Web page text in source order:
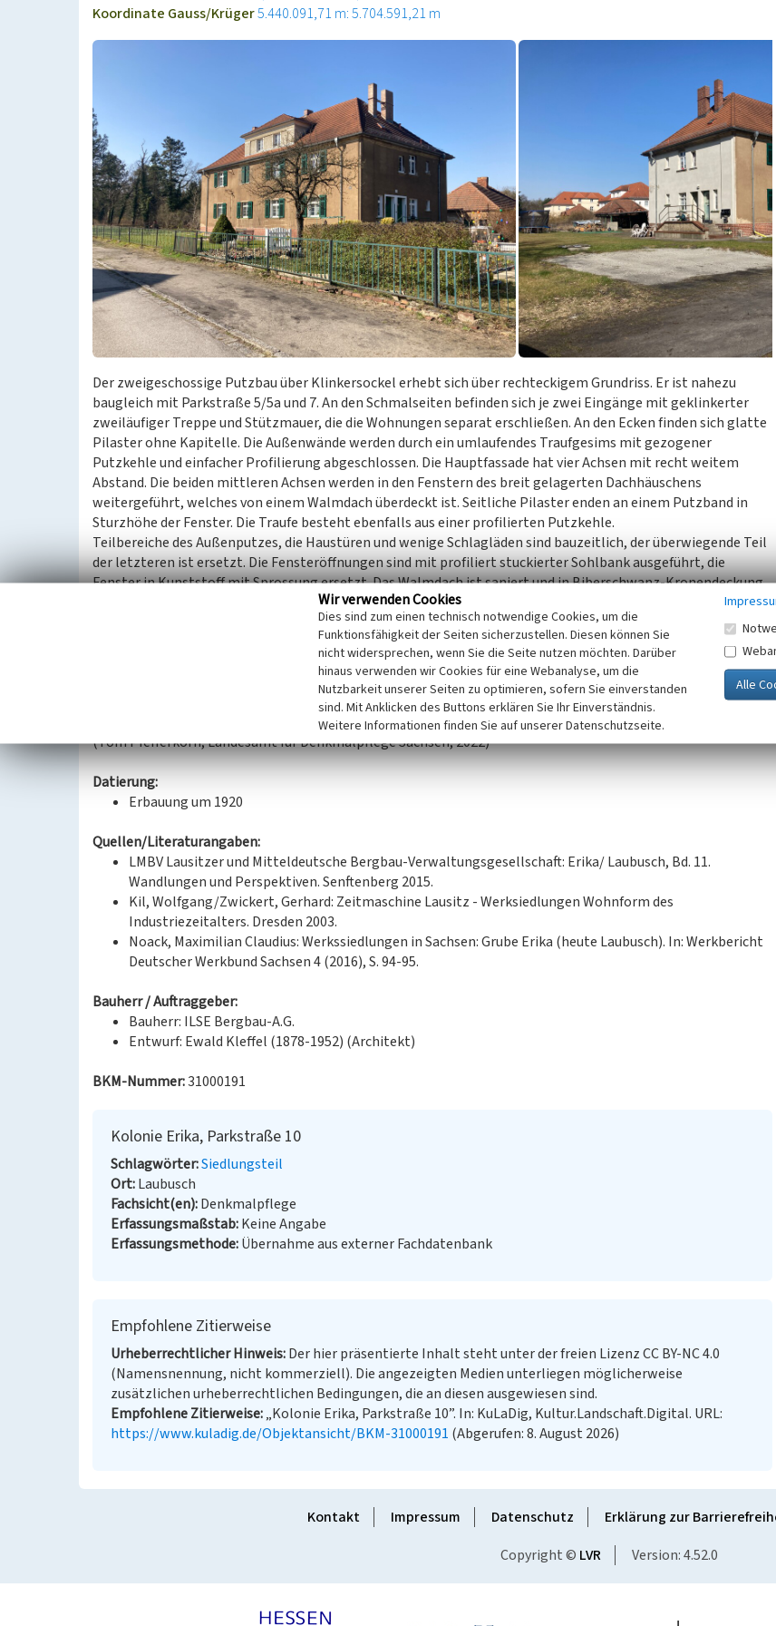
Koordinate Gauss/Krüger5.440.091,71 m: 5.704.591,21 m
Der zweigeschossige Putzbau über Klinkersockel erhebt sich über rechteckigem Grundriss. Er ist nahezu
baugleich mit Parkstraße 5/5a und 7. An den Schmalseiten befinden sich je zwei Eingänge mit geklinkerter
zweiläufiger Treppe und Stützmauer, die die Wohnungen separat erschließen. An den Ecken finden sich glatte
Pilaster ohne Kapitelle. Die Außenwände werden durch ein umlaufendes Traufgesims mit gezogener
Putzkehle und einfacher Profilierung abgeschlossen. Die Hauptfassade hat vier Achsen mit recht weitem
Abstand. Die beiden mittleren Achsen werden in den Fenstern des breit gelagerten Dachhäuschens
weitergeführt, welches von einem Walmdach überdeckt ist. Seitliche Pilaster enden an einem Putzband in
Sturzhöhe der Fenster. Die Traufe besteht ebenfalls aus einer profilierten Putzkehle.
Teilbereiche des Außenputzes, die Haustüren und wenige Schlagläden sind bauzeitlich, der überwiegende Teil
der letzteren ist ersetzt. Die Fensteröffnungen sind mit profiliert stuckierter Sohlbank ausgeführt, die
Fenster in Kunststoff mit Sprossung ersetzt. Das Walmdach ist saniert und in Biberschwanz-Kronendeckung
hergestellt, wie wohl im Bestand vorhanden gewesen.
Das im Hof nahe der nordwestlichen Gebäudeecke befindliche eingeschossige, verputzte Nebengebäude
entspricht dem in der Kolonie üblichen Bautyp mit paarweise angeordneten und bis ins Walmdach reichenden
Das Gebäude hat baugeschichtliche und städtebauliche Bedeutung.
(Tom Pfefferkorn, Landesamt für Denkmalpflege Sachsen, 2022)
Datierung:
Erbauung um 1920
Quellen/Literaturangaben:
LMBV Lausitzer und Mitteldeutsche Bergbau-Verwaltungsgesellschaft: Erika/ Laubusch, Bd. 11.
Wandlungen und Perspektiven. Senftenberg 2015.
Kil, Wolfgang/Zwickert, Gerhard: Zeitmaschine Lausitz - Werksiedlungen Wohnform des
Industriezeitalters. Dresden 2003.
Noack, Maximilian Claudius: Werkssiedlungen in Sachsen: Grube Erika (heute Laubusch). In: Werkbericht
Deutscher Werkbund Sachsen 4 (2016), S. 94-95.
Bauherr / Auftraggeber:
Bauherr: ILSE Bergbau-A.G.
Entwurf: Ewald Kleffel (1878-1952) (Architekt)
BKM-Nummer:31000191
Kolonie Erika, Parkstraße 10
Schlagwörter Siedlungsteil
Ort Laubusch
Fachsicht(en) Denkmalpflege
Erfassungsmaßstab Keine Angabe
Erfassungsmethode Übernahme aus externer Fachdatenbank
Empfohlene Zitierweise
Urheberrechtlicher Hinweis Der hier präsentierte Inhalt steht unter der freien Lizenz CC BY-NC 4.0
(Namensnennung, nicht kommerziell). Die angezeigten Medien unterliegen möglicherweise
zusätzlichen urheberrechtlichen Bedingungen, die an diesen ausgewiesen sind.
Empfohlene Zitierweise „Kolonie Erika, Parkstraße 10”. In: KuLaDig, Kultur.Landschaft.Digital. URL:
https://www.kuladig.de/Objektansicht/BKM-31000191 (Abgerufen: 8. August 2026)
Kontakt Impressum Datenschutz Erklärung zur
Copyright © LVR Version: 4.52.0
Wir verwenden Cookies
Dies sind zum einen technisch notwendige Cookies, um die
Funktionsfähigkeit der Seiten sicherzustellen. Diesen können Sie
nicht widersprechen, wenn Sie die Seite nutzen möchten. Darüber
hinaus verwenden wir Cookies für eine Webanalyse, um die
Nutzbarkeit unserer Seiten zu optimieren, sofern Sie einverstanden
sind. Mit Anklicken des Buttons erklären Sie Ihr Einverständnis.
Weitere Informationen finden Sie auf unserer Datenschutzseite.